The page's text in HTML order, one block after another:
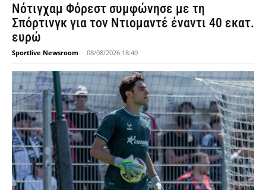
Νότιγχαμ Φόρεστ συμφώνησε με τη
Σπόρτινγκ για τον Ντιομαντέ έναντι 40 εκατ.
ευρώ
Sportlive Newsroom - 08/08/2026 18:40